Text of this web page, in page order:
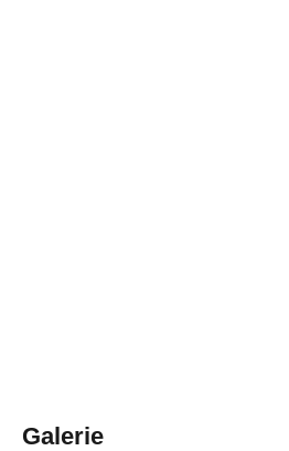
Galerie